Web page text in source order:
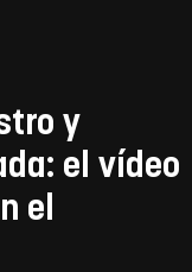
y
el vídeo
el